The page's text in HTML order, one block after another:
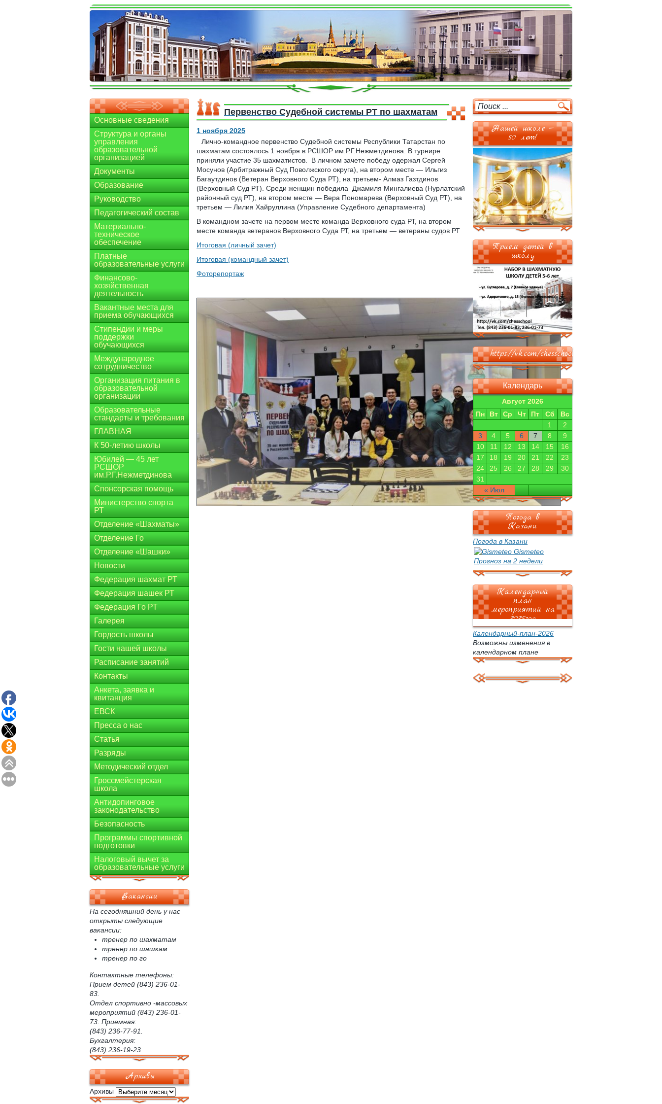
Основные сведения
Структура и органы
управления
образовательной
организацией
Документы
Образование
Руководство
Педагогический состав
Материально-
техническое
обеспечение
Платные
образовательные услуги
Финансово-
хозяйственная
деятельность
Вакантные места для
приема обучающихся
Стипендии и меры
поддержки
обучающихся
Международное
сотрудничество
Организация питания в
образовательной
организации
Образовательные
стандарты и требования
ГЛАВНАЯ
К 50-летию школы
Юбилей — 45 лет
РСШОР
им.Р.Г.Нежметдинова
Спонсорская помощь
Министерство спорта
РТ
Отделение «Шахматы»
Отделение Го
Отделение «Шашки»
Новости
Федерация шахмат РТ
Федерация шашек РТ
Федерация Го РТ
Галерея
Гордость школы
Гости нашей школы
Расписание занятий
Контакты
Анкета, заявка и
квитанция
ЕВСК
Пресса о нас
Статья
Разряды
Методический отдел
Гроссмейстерская
школа
Антидопинговое
законодательство
Безопасность
Программы спортивной
подготовки
Налоговый вычет за
образовательные услуги
Вакансии
На сегодняшний день у нас
открыты следующие
вакансии:
тренер по шахматам
тренер по шашкам
тренер по го
Контактные телефоны:
Прием детей (843) 236-01-
83.
Отдел спортивно -массовых
мероприятий (843) 236-01-
73. Приемная:
(843) 236-77-91.
Бухгалтерия:
(843) 236-19-23.
Архивы
Архивы
Первенство Судебной системы РТ по шахматам
1 ноября 2025
Лично-командное первенство Судебной системы Республики Татарстан по
шахматам состоялось 1 ноября в РСШОР им.Р.Г.Нежметдинова. В турнире
приняли участие 35 шахматистов. В личном зачете победу одержал Сергей
Мосунов (Арбитражный Суд Поволжского округа), на втором месте — Ильгиз
Багаутдинов (Ветеран Верховного Суда РТ), на третьем- Алмаз Газтдинов
(Верховный Суд РТ). Среди женщин победила Джамиля Мингалиева (Нурлатский
районный суд РТ), на втором месте — Вера Пономарева (Верховный Суд РТ), на
третьем — Лилия Хайруллина (Управление Судебного департамента)
В командном зачете на первом месте команда Верховного суда РТ, на втором
месте команда ветеранов Верховного Суда РТ, на третьем — ветераны судов РТ
Итоговая (личный зачет)
Итоговая (командный зачет)
Фоторепортаж
Нашей школе —
50 лет!
Прием детей в
школу
https://vk.com/chesschool
Календарь
Август 2026
Пн
Вт Ср Чт Пт Сб Вс
« Июл
1
2
3
4 5 6 7 8
9
10
11 12 13 14 15
16
17
18 19 20 21 22
23
24
25 26 27 28 29
30
31
Погода в
Казани
Погода в Казани
Gismeteo
Прогноз на 2 недели
Календарный
план
мероприятий на
2025год
Календарный-план-2026
Возможны изменения в
календарном плане